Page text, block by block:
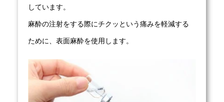
しています。
麻酔の注射をする際にチクッという痛みを軽減する
ために、表面麻酔を使用します。